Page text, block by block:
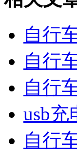
自行
自行
自行
usb充
自行